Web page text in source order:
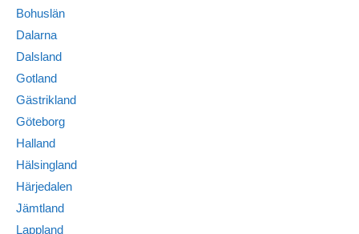
Bohuslän
Dalarna
Dalsland
Gotland
Gästrikland
Göteborg
Halland
Hälsingland
Härjedalen
Jämtland
Lappland